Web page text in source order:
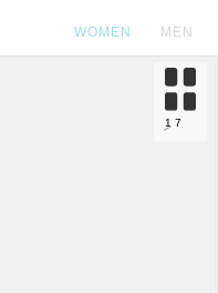
WOMEN MEN
1 7